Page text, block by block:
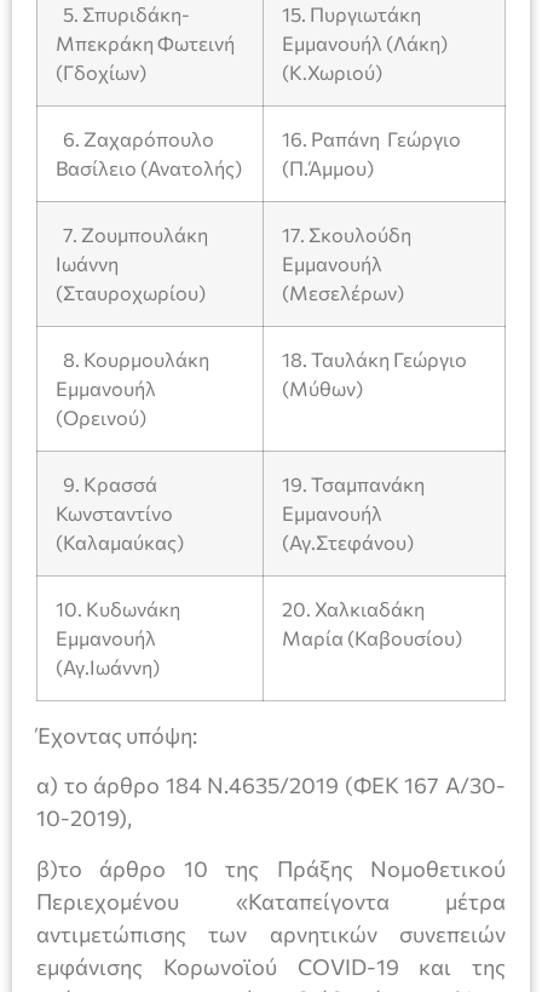
5. Σπυριδάκη-
Μπεκράκη Φωτεινή
(Γδοχίων)
15. Πυργιωτάκη
Εμμανουήλ (Λάκη)
(Κ.Χωριού)
6. Ζαχαρόπουλο
Βασίλειο (Ανατολής)
16. Ραπάνη Γεώργιο
(Π.Άμμου)
7. Ζουμπουλάκη
Ιωάννη
(Σταυροχωρίου)
17. Σκουλούδη
Εμμανουήλ
(Μεσελέρων)
8. Κουρμουλάκη
Εμμανουήλ
(Ορεινού)
18. Ταυλάκη Γεώργιο
(Μύθων)
9. Κρασσά
Κωνσταντίνο
(Καλαμαύκας)
19. Τσαμπανάκη
Εμμανουήλ
(Αγ.Στεφάνου)
10. Κυδωνάκη
Εμμανουήλ
(Αγ.Ιωάννη)
20. Χαλκιαδάκη
Μαρία (Καβουσίου)
Έχοντας υπόψη:
α) το άρθρο 184 Ν.4635/2019 (ΦΕΚ 167 Α/30-
10-2019),
β)το άρθρο 10 της Πράξης Νομοθετικού
Περιεχομένου «Καταπείγοντα μέτρα
αντιμετώπισης των αρνητικών συνεπειών
εμφάνισης Κορωνοϊού COVID-19 και της